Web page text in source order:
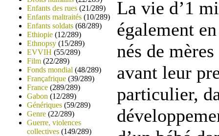
Enfants des rues (21/289)
Enfants maltraités (10/289)
Enfants soldats (68/289)
Ethiopie (12/289)
Ethnopsy (15/289)
EVVIH (55/289)
Film (22/289)
Fonds mondial (48/289)
Françafrique (39/289)
France (289/289)
Gabon (12/289)
Génériques (59/289)
Genre (22/289)
Guerre, violences
collectives (149/289)
La vie d’1
également
nés de
avant leur
particulier,